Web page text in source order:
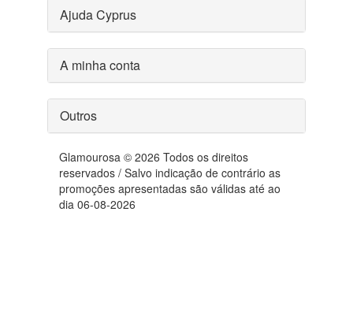
Ajuda Cyprus
A minha conta
Outros
Glamourosa © 2026 Todos os direitos
reservados / Salvo indicação de contrário as
promoções apresentadas são válidas até ao
dia 06-08-2026